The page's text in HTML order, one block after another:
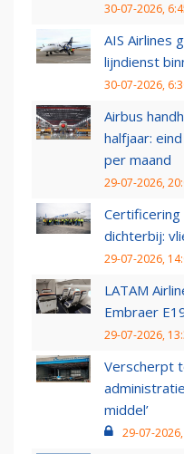
30-07-2026,
AIS Airlines
lijndienst
30-07-2026,
Airbus
halfjaar:
per maand
29-07-2026,
Certificering
dichterbij:
29-07-2026,
LATAM
Embraer
29-07-2026,
Verscherpt
middel’
29-07-